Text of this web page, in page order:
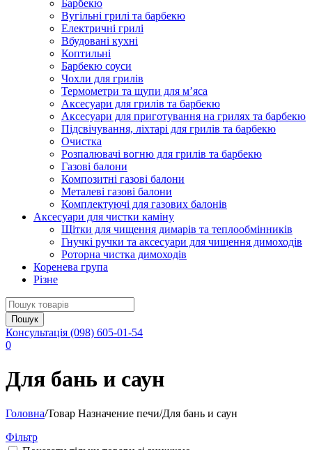
Барбекю
Вугільні грилі та барбекю
Електричні грилі
Вбудовані кухні
Коптильні
Барбекю соуси
Чохли для грилів
Термометри та щупи для м’яса
Аксесуари для грилів та барбекю
Аксесуари для приготування на грилях та барбекю
Підсвічування, ліхтарі для грилів та барбекю
Очистка
Розпалювачі вогню для грилів та барбекю
Газові балони
Композитні газові балони
Металеві газові балони
Комплектуючі для газових балонів
Аксесуари для чистки каміну
Щітки для чищення димарів та теплообмінників
Гнучкі ручки та аксесуари для чищення димоходів
Роторна чистка димоходів
Коренева група
Різне
Консультація (098) 605-01-54
0
Для бань и саун
Головна/Товар Назначение печи/Для бань и саун
Фільтр